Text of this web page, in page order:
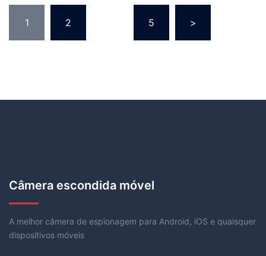
1 2 5 >
Câmera escondida móvel
A melhor câmera de espionagem para Android, iOS e quaisquer
dispositivos móveis